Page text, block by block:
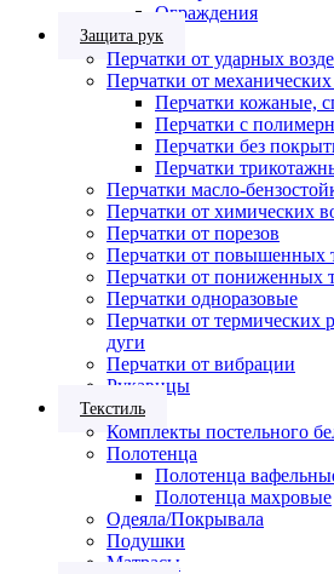
Ограждения
Защита рук
Перчатки от ударных
Перчатки от
Перчатки кожаные,
Перчатки с
Перчатки без
Перчатки
Перчатки масло-
Перчатки от химических
Перчатки от порезов
Перчатки от повышенных
Перчатки от пониженных
Перчатки одноразовые
Перчатки от термических
дуги
Перчатки от вибрации
Рукавицы
Текстиль
Комплекты постельного
Полотенца
Полотенца
Полотенца махровые
Одеяла/Покрывала
Подушки
Матрасы